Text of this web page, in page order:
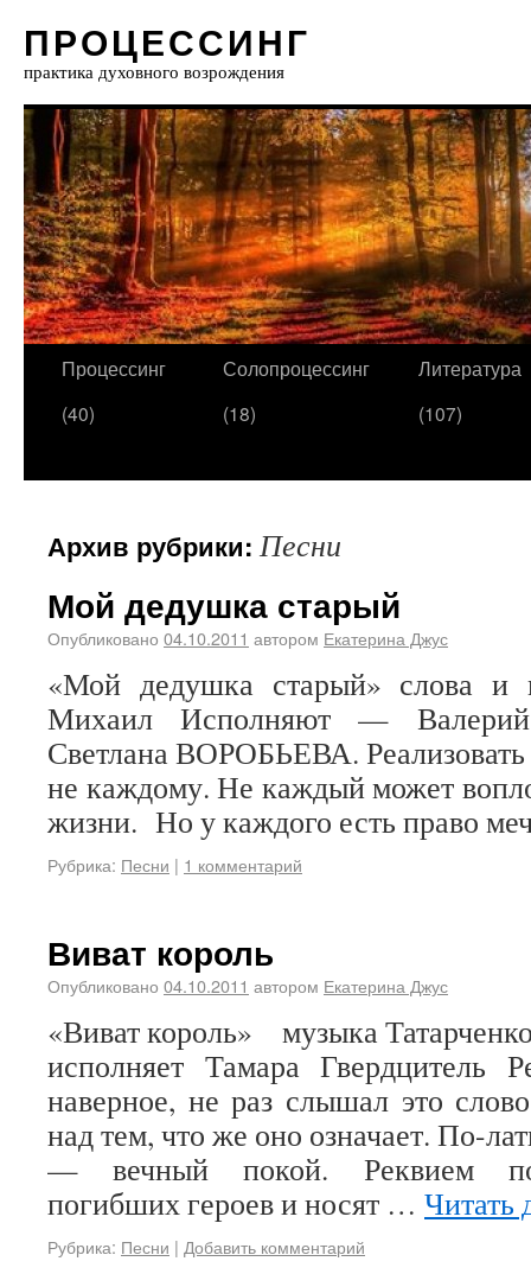
ПРОЦЕССИНГ
практика духовного возрождения
Процессинг
(40)
Солопроцессинг
(18)
Литература
(107)
Архив рубрики: Песни
Мой дедушка старый
Опубликовано 04.10.2011 автором Екатерина Джус
«Мой дедушка старый» слова
Михаил Исполняют —
Светлана ВОРОБЬЕВА. Реализовать
не каждому. Не каждый может
жизни. Но у каждого есть право
Рубрика: Песни | 1 комментарий
Виват король
Опубликовано 04.10.2011 автором Екатерина Джус
«Виват король» музыка
исполняет Тамара
наверное, не раз слышал это
над тем, что же оно означает. По-
— вечный покой. Реквием
погибших героев и носят … Читать
Рубрика: Песни | Добавить комментарий